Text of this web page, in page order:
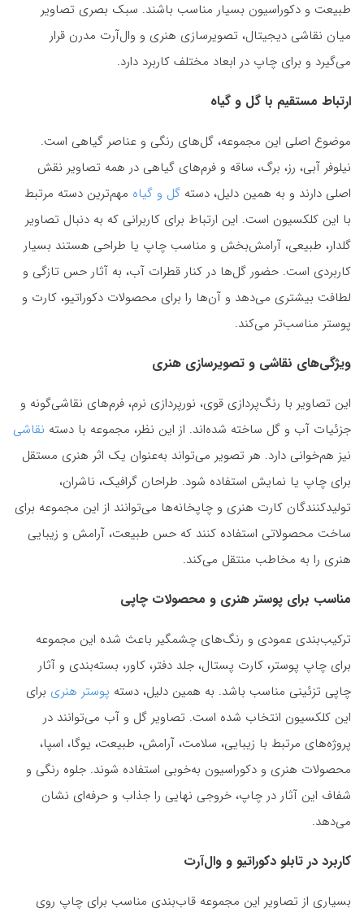
طبیعت و دکوراسیون بسیار مناسب باشند. سبک بصری تصاویر
میان نقاشی دیجیتال، تصویرسازی هنری و وال‌آرت مدرن قرار
می‌گیرد و برای چاپ در ابعاد مختلف کاربرد دارد.
ارتباط مستقیم با گل و گیاه
موضوع اصلی این مجموعه، گل‌های رنگی و عناصر گیاهی است.
نیلوفر آبی، رز، برگ، ساقه و فرم‌های گیاهی در همه تصاویر نقش
اصلی دارند و به همین دلیل، دسته گل و گیاه مهم‌ترین دسته مرتبط
با این کلکسیون است. این ارتباط برای کاربرانی که به دنبال تصاویر
گلدار، طبیعی، آرامش‌بخش و مناسب چاپ یا طراحی هستند بسیار
کاربردی است. حضور گل‌ها در کنار قطرات آب، به آثار حس تازگی و
لطافت بیشتری می‌دهد و آن‌ها را برای محصولات دکوراتیو، کارت و
پوستر مناسب‌تر می‌کند.
ویژگی‌های نقاشی و تصویرسازی هنری
این تصاویر با رنگ‌پردازی قوی، نورپردازی نرم، فرم‌های نقاشی‌گونه و
جزئیات آب و گل ساخته شده‌اند. از این نظر، مجموعه با دسته نقاشی
نیز هم‌خوانی دارد. هر تصویر می‌تواند به‌عنوان یک اثر هنری مستقل
برای چاپ یا نمایش استفاده شود. طراحان گرافیک، ناشران،
تولیدکنندگان کارت هنری و چاپخانه‌ها می‌توانند از این مجموعه برای
ساخت محصولاتی استفاده کنند که حس طبیعت، آرامش و زیبایی
هنری را به مخاطب منتقل می‌کند.
مناسب برای پوستر هنری و محصولات چاپی
ترکیب‌بندی عمودی و رنگ‌های چشمگیر باعث شده این مجموعه
برای چاپ پوستر، کارت پستال، جلد دفتر، کاور، بسته‌بندی و آثار
چاپی تزئینی مناسب باشد. به همین دلیل، دسته پوستر هنری برای
این کلکسیون انتخاب شده است. تصاویر گل و آب می‌توانند در
پروژه‌های مرتبط با زیبایی، سلامت، آرامش، طبیعت، یوگا، اسپا،
محصولات هنری و دکوراسیون به‌خوبی استفاده شوند. جلوه رنگی و
شفاف این آثار در چاپ، خروجی نهایی را جذاب و حرفه‌ای نشان
می‌دهد.
کاربرد در تابلو دکوراتیو و وال‌آرت
بسیاری از تصاویر این مجموعه قاب‌بندی مناسب برای چاپ روی